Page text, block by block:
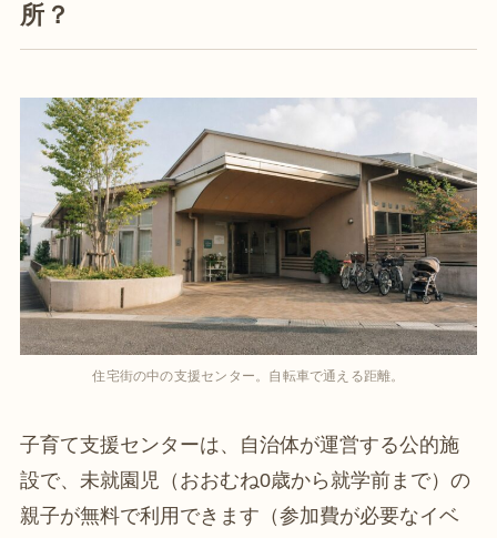
所？
住宅街の中の支援センター。自転車で通える距離。
子育て支援センターは、自治体が運営する公的施
設で、未就園児（おおむね0歳から就学前まで）の
親子が無料で利用できます（参加費が必要なイベ